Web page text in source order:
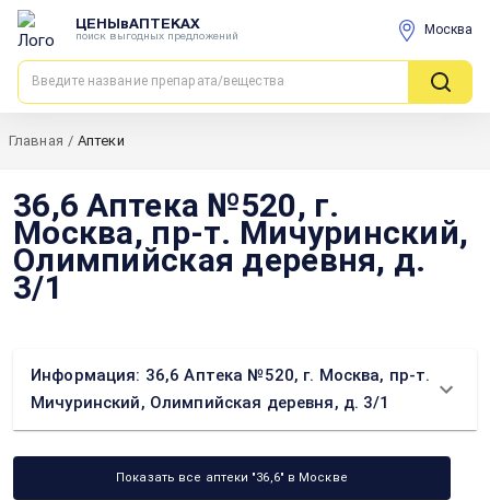
ЦЕНЫвАПТЕКАХ
поиск выгодных предложений Москва
Главная / Аптеки
36,6 Аптека №520, г.
Москва, пр-т. Мичуринский,
Олимпийская деревня, д.
3/1
Информация: 36,6 Аптека №520, г. Москва, пр-т.
Мичуринский, Олимпийская деревня, д. 3/1
Показать все аптеки "36,6" в Москве